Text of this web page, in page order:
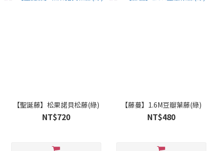
【聖誕藤】松果諾貝松藤(綠)
NT$720
【藤蔓】1.6M豆瓣葉藤(綠)
NT$480